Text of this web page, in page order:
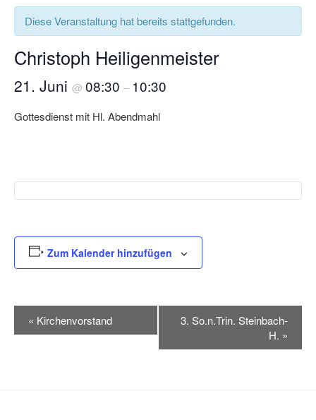
Diese Veranstaltung hat bereits stattgefunden.
Christoph Heiligenmeister
21. Juni @ 08:30 – 10:30
Gottesdienst mit Hl. Abendmahl
Zum Kalender hinzufügen
e
« Kirchenvorstand
3. So.n.Trin. Steinbach-
H. »